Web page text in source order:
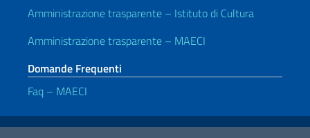
Amministrazione trasparente – Istituto di Cultura
Amministrazione trasparente – MAECI
Domande Frequenti
Faq – MAECI
Link Utili